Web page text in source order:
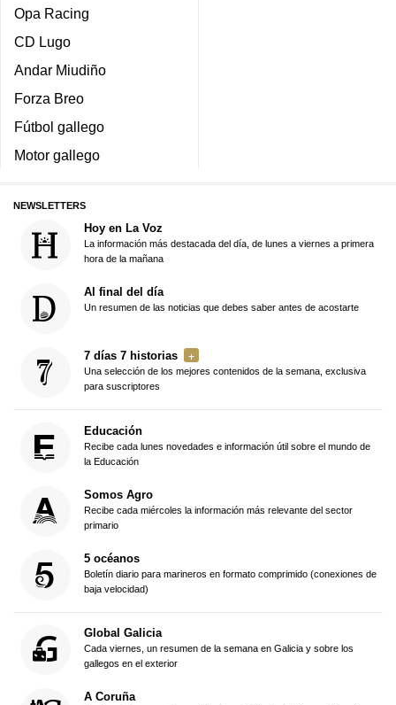
Opa Racing
CD Lugo
Andar Miudiño
Forza Breo
Fútbol gallego
Motor gallego
NEWSLETTERS
Hoy en La Voz
La información más destacada del día, de lunes a viernes a primera
hora de la mañana
Al final del día
Un resumen de las noticias que debes saber antes de acostarte
7 días 7 historias
Una selección de los mejores contenidos de la semana, exclusiva
para suscriptores
Educación
Recibe cada lunes novedades e información útil sobre el mundo de
la Educación
Somos Agro
Recibe cada miércoles la información más relevante del sector
primario
5 océanos
Boletín diario para marineros en formato comprimido (conexiones de
baja velocidad)
Global Galicia
Cada viernes, un resumen de la semana en Galicia y sobre los
gallegos en el exterior
A Coruña